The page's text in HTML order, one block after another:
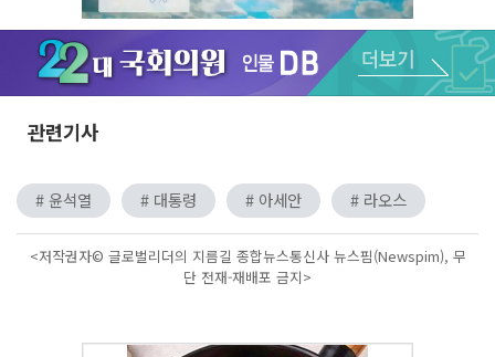
Unmute
관련기사
# 윤석열 # 대통령 # 아세안 # 라오스
<저작권자© 글로벌리더의 지름길 종합뉴스통신사 뉴스핌(Newspim), 무
단 전재-재배포 금지>